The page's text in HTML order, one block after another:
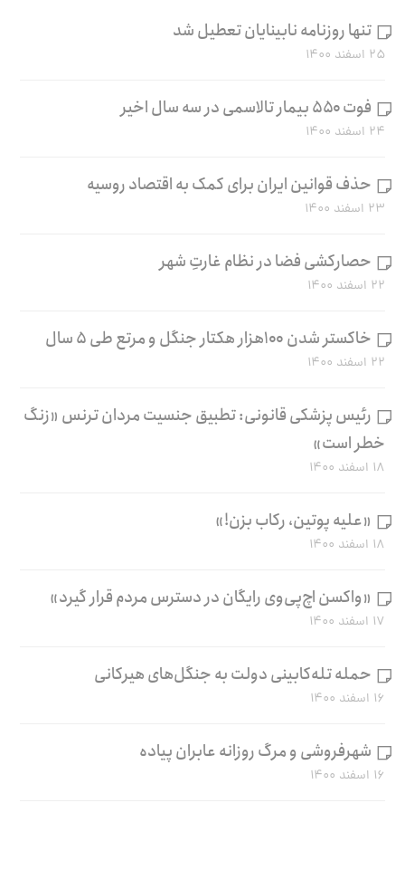
تنها روزنامه نابینایان تعطیل شد
۲۵ اسفند ۱۴۰۰
فوت ۵۵۰ بیمار تالاسمی در سه سال اخیر
۲۴ اسفند ۱۴۰۰
حذف قوانین ایران برای کمک به اقتصاد روسیه
۲۳ اسفند ۱۴۰۰
حصارکشی فضا در نظام غارتِ شهر
۲۲ اسفند ۱۴۰۰
خاکستر شدن ۱۰۰هزار هکتار جنگل و مرتع طی ۵ سال
۲۲ اسفند ۱۴۰۰
رئیس پزشکی قانونی: تطبیق جنسیت مردان ترنس «زنگ
خطر است»
۱۸ اسفند ۱۴۰۰
«علیه پوتین، رکاب بزن!»
۱۸ اسفند ۱۴۰۰
«واکسن اچ‌پی‌وی رایگان در دسترس مردم قرار گیرد»
۱۷ اسفند ۱۴۰۰
حمله تله‌کابینی دولت به جنگل‌های هیرکانی
۱۶ اسفند ۱۴۰۰
شهرفروشی و مرگ روزانه عابران پیاده
۱۶ اسفند ۱۴۰۰